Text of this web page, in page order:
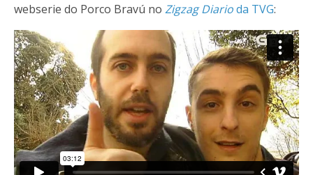
webserie do Porco Bravú no Zigzag Diarioda TVG: